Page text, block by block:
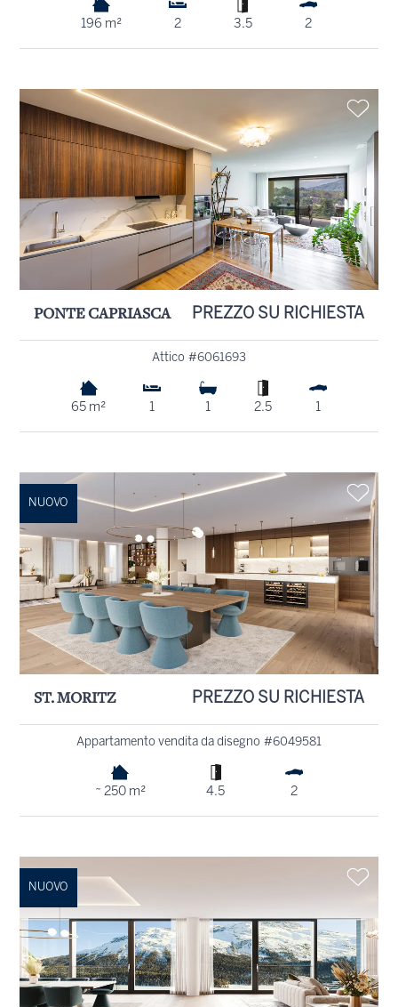
196 m² 2 3.5 2
PONTE CAPRIASCA PREZZO SU RICHIESTA
Attico #6061693
65 m² 1 1 2.5 1
NUOVO
ST. MORITZ PREZZO SU RICHIESTA
Appartamento vendita da disegno #6049581
~ 250 m² 4.5 2
NUOVO